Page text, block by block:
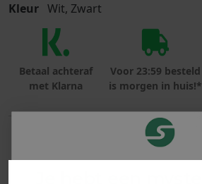
Kleur Wit, Zwart
Betaal achteraf
met Klarna
Voor 23:59 besteld
is morgen in huis!*
PRODUCTINFORMATIE